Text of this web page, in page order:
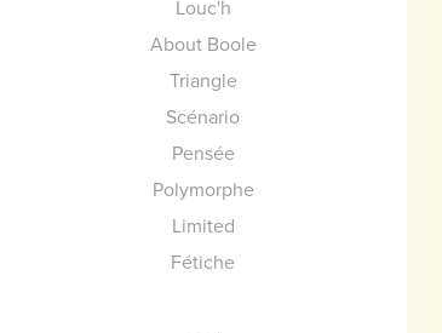
Louc'h
About Boole
Triangle
Scénario
Pensée
Polymorphe
Limited
Fétiche